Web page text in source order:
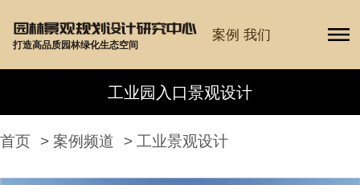
打造高品质园林绿化生态空间
案例 我们
工业园入口景观设计
首页 >案例频道 >工业景观设计